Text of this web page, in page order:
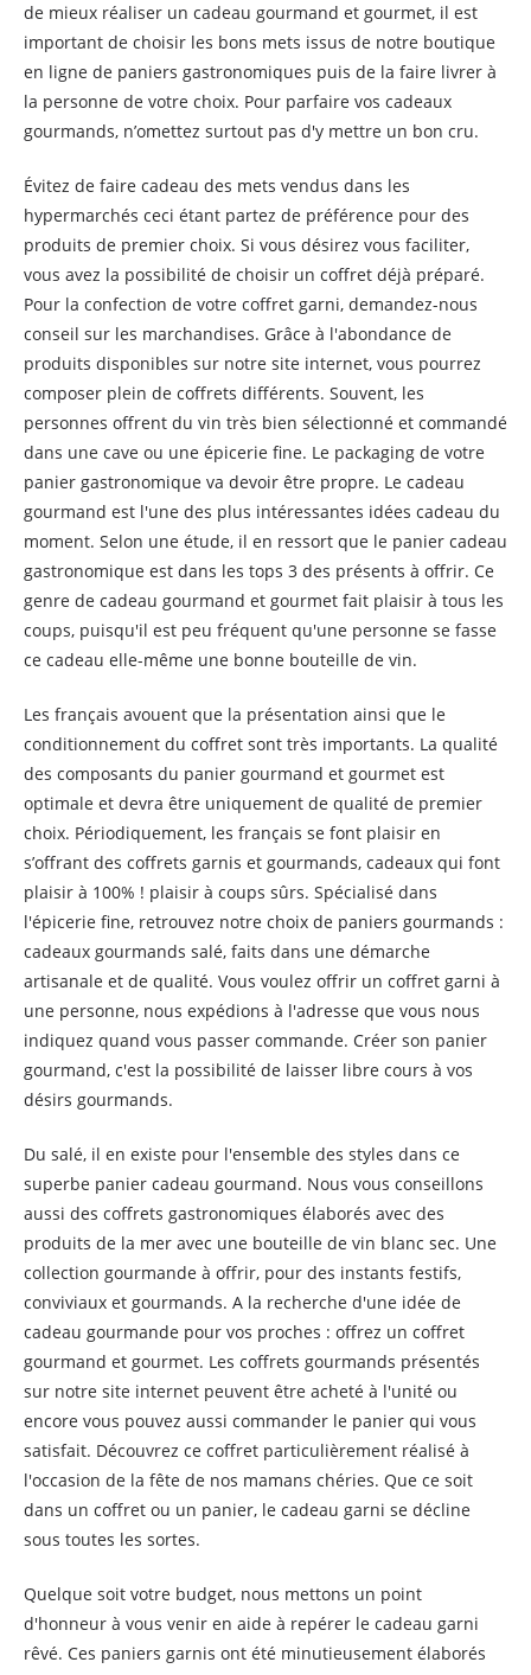
de mieux réaliser un cadeau gourmand et gourmet, il est
important de choisir les bons mets issus de notre boutique
en ligne de paniers gastronomiques puis de la faire livrer à
la personne de votre choix. Pour parfaire vos cadeaux
gourmands, n’omettez surtout pas d'y mettre un bon cru.
Évitez de faire cadeau des mets vendus dans les
hypermarchés ceci étant partez de préférence pour des
produits de premier choix. Si vous désirez vous faciliter,
vous avez la possibilité de choisir un coffret déjà préparé.
Pour la confection de votre coffret garni, demandez-nous
conseil sur les marchandises. Grâce à l'abondance de
produits disponibles sur notre site internet, vous pourrez
composer plein de coffrets différents. Souvent, les
personnes offrent du vin très bien sélectionné et commandé
dans une cave ou une épicerie fine. Le packaging de votre
panier gastronomique va devoir être propre. Le cadeau
gourmand est l'une des plus intéressantes idées cadeau du
moment. Selon une étude, il en ressort que le panier cadeau
gastronomique est dans les tops 3 des présents à offrir. Ce
genre de cadeau gourmand et gourmet fait plaisir à tous les
coups, puisqu'il est peu fréquent qu'une personne se fasse
ce cadeau elle-même une bonne bouteille de vin.
Les français avouent que la présentation ainsi que le
conditionnement du coffret sont très importants. La qualité
des composants du panier gourmand et gourmet est
optimale et devra être uniquement de qualité de premier
choix. Périodiquement, les français se font plaisir en
s’offrant des coffrets garnis et gourmands, cadeaux qui font
plaisir à 100% ! plaisir à coups sûrs. Spécialisé dans
l'épicerie fine, retrouvez notre choix de paniers gourmands :
cadeaux gourmands salé, faits dans une démarche
artisanale et de qualité. Vous voulez offrir un coffret garni à
une personne, nous expédions à l'adresse que vous nous
indiquez quand vous passer commande. Créer son panier
gourmand, c'est la possibilité de laisser libre cours à vos
désirs gourmands.
Du salé, il en existe pour l'ensemble des styles dans ce
superbe panier cadeau gourmand. Nous vous conseillons
aussi des coffrets gastronomiques élaborés avec des
produits de la mer avec une bouteille de vin blanc sec. Une
collection gourmande à offrir, pour des instants festifs,
conviviaux et gourmands. A la recherche d'une idée de
cadeau gourmande pour vos proches : offrez un coffret
gourmand et gourmet. Les coffrets gourmands présentés
sur notre site internet peuvent être acheté à l'unité ou
encore vous pouvez aussi commander le panier qui vous
satisfait. Découvrez ce coffret particulièrement réalisé à
l'occasion de la fête de nos mamans chéries. Que ce soit
dans un coffret ou un panier, le cadeau garni se décline
sous toutes les sortes.
Quelque soit votre budget, nous mettons un point
d'honneur à vous venir en aide à repérer le cadeau garni
rêvé. Ces paniers garnis ont été minutieusement élaborés